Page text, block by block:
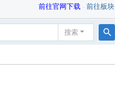
前往官网下载 - 前往板块
搜索
索